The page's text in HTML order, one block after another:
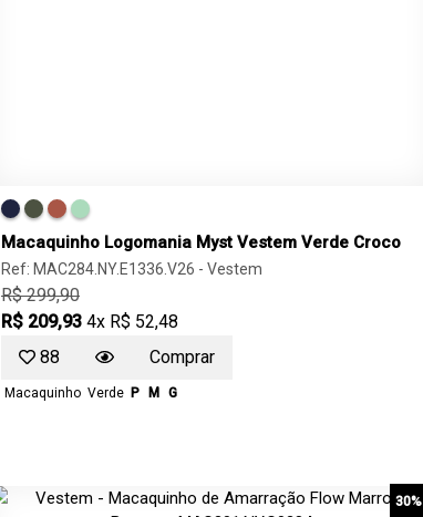
Macaquinho Logomania Myst Vestem Verde Croco
Ref: MAC284.NY.E1336.V26 - Vestem
R$ 299,90
R$ 209,93 4x R$ 52,48
88
Comprar
Macaquinho Verde P M G
30%